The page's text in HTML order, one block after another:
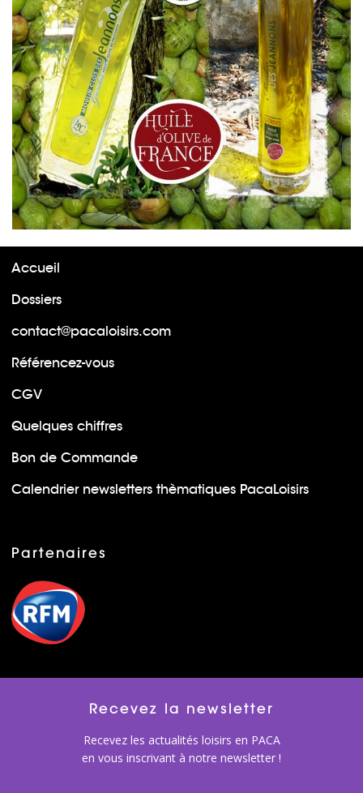
Accueil
Dossiers
contact@pacaloisirs.com
Référencez-vous
CGV
Quelques chiffres
Bon de Commande
Calendrier newsletters thèmatiques PacaLoisirs
Partenaires
Recevez la newsletter
Recevez les actualités loisirs en PACA
en vous inscrivant à notre newsletter !